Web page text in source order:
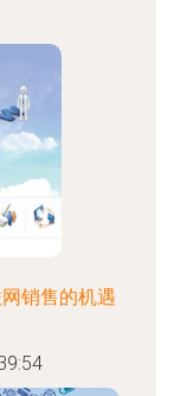
销售的机遇